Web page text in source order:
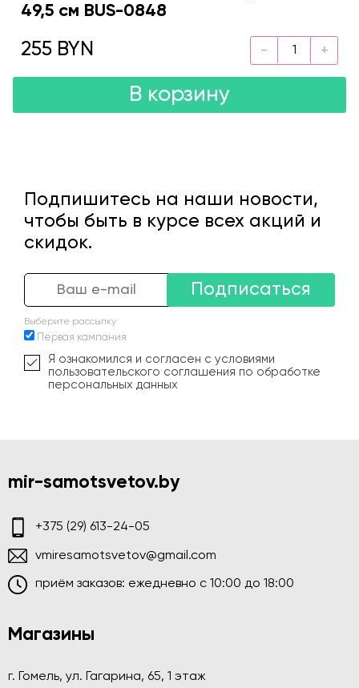
49,5 см BUS-0848
255 BYN
В корзину
Подпишитесь на наши новости,
чтобы быть в курсе всех акций и
скидок.
Подписаться
Выберите рассылку
Первая кампания
Я ознакомился и согласен с условиями
пользовательского соглашения по обработке
персональных данных
mir-samotsvetov.by
+375 (29) 613-24-05
vmiresamotsvetov@gmail.com
приём заказов: ежедневно c 10:00 до 18:00
Магазины
г. Гомель, ул. Гагарина, 65, 1 этаж